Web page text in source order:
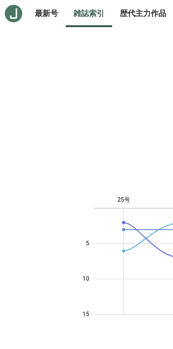
最新号 雑誌索引 歴代主力作品
15
10
5
25号